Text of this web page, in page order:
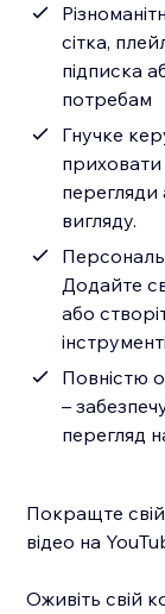
сітка,
підписка
потребам
Гнучке
приховати
перегляди
вигляду.
Додайте
або
Повністю
–
перегляд
Покращте
відео на
Оживіть свій